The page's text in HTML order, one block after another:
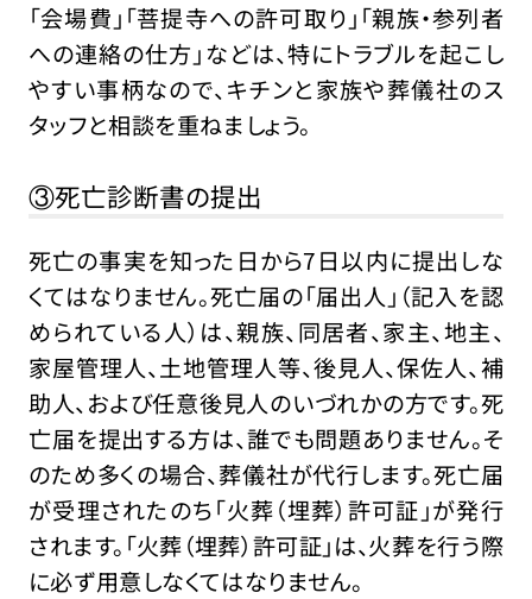
「会場費」「菩提寺への許可取り」「親族・参列者
への連絡の仕方」などは、特にトラブルを起こし
やすい事柄なので、キチンと家族や葬儀社のス
タッフと相談を重ねましょう。
③死亡診断書の提出
死亡の事実を知った日から7日以内に提出しな
くてはなりません。死亡届の「届出人」（記入を認
められている人）は、親族、同居者、家主、地主、
家屋管理人、土地管理人等、後見人、保佐人、補
助人、および任意後見人のいづれかの方です。死
亡届を提出する方は、誰でも問題ありません。そ
のため多くの場合、葬儀社が代行します。死亡届
が受理されたのち「火葬（埋葬）許可証」が発行
されます。「火葬（埋葬）許可証」は、火葬を行う際
に必ず用意しなくてはなりません。